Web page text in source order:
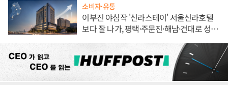
소비자·유통
이부진 야심작 '신라스테이' 서울신라호텔
보다 잘 나가, 평택·주문진·해남·건대로 성